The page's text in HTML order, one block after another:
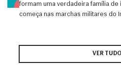
formam uma verdadeira família de
começa nas marchas militares do
VER TUDO